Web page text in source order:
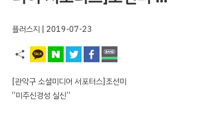
플러스지 | 2019-07-23
[관악구 소셜미디어 서포터스]조선미
“미주신경성 실신”